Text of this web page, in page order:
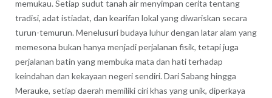
memukau. Setiap sudut tanah air menyimpan cerita tentang
tradisi, adat istiadat, dan kearifan lokal yang diwariskan secara
turun-temurun. Menelusuri budaya luhur dengan latar alam yang
memesona bukan hanya menjadi perjalanan fisik, tetapi juga
perjalanan batin yang membuka mata dan hati terhadap
keindahan dan kekayaan negeri sendiri. Dari Sabang hingga
Merauke, setiap daerah memiliki ciri khas yang unik, diperkaya